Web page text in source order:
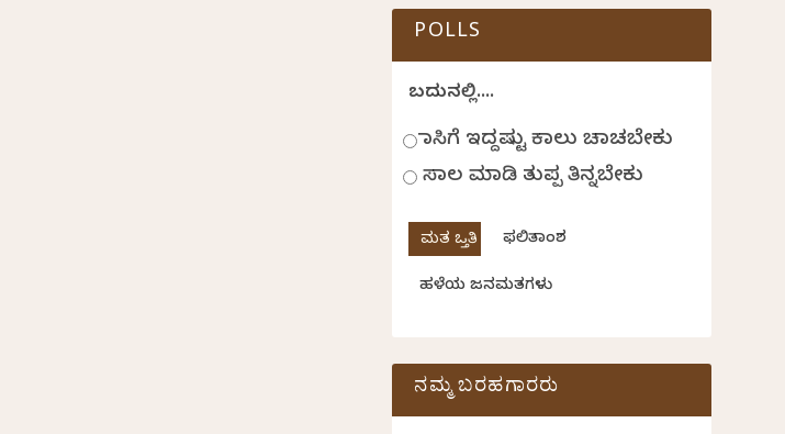
POLLS
ಬದುಕಿನಲ್ಲಿ....
ಹಾಸಿಗೆ ಇದ್ದಷ್ಟು ಕಾಲು ಚಾಚಬೇಕು
ಸಾಲ ಮಾಡಿ ತುಪ್ಪ ತಿನ್ನಬೇಕು
ಫಲಿತಾಂಶ
ಹಳೆಯ ಜನಮತಗಳು
ನಮ್ಮ ಬರಹಗಾರರು